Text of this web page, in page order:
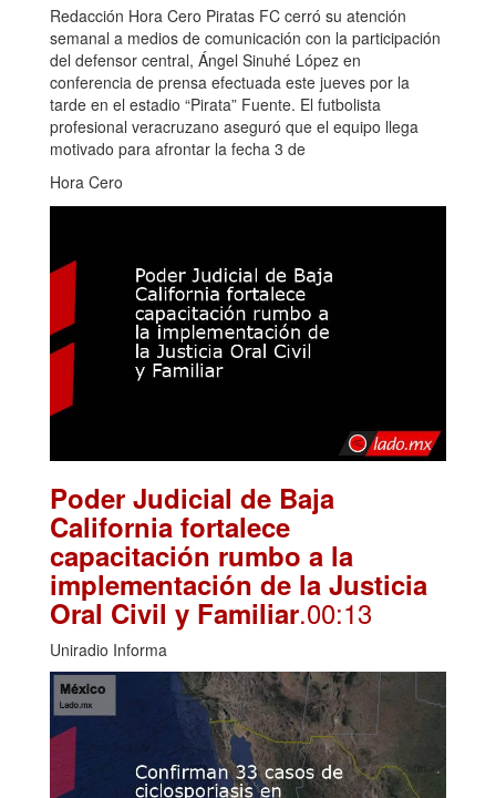
Redacción Hora Cero Piratas FC cerró su atención
semanal a medios de comunicación con la participación
del defensor central, Ángel Sinuhé López en
conferencia de prensa efectuada este jueves por la
tarde en el estadio “Pirata” Fuente. El futbolista
profesional veracruzano aseguró que el equipo llega
motivado para afrontar la fecha 3 de
Hora Cero
Poder Judicial de Baja
California fortalece
capacitación rumbo a la
implementación de la Justicia
Oral Civil y Familiar.00:13
Uniradio Informa